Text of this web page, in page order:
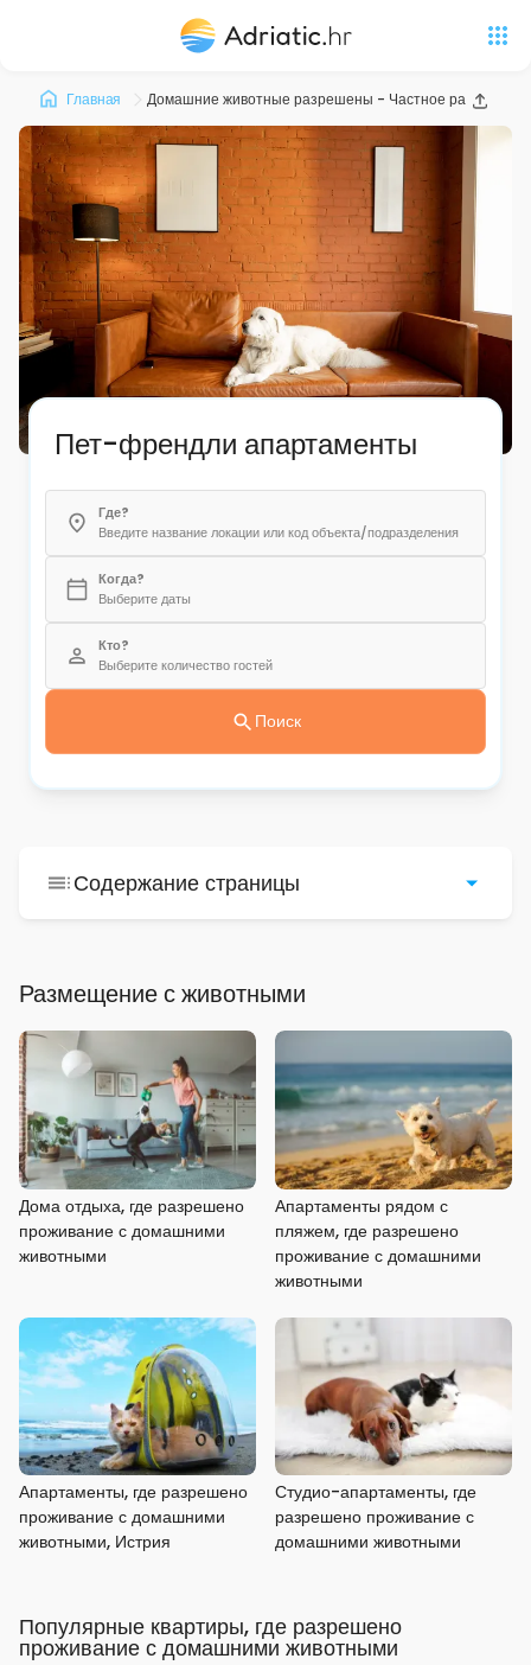
Главная Домашние животные разрешены - Частное
Пет-френдли апартаменты
Где?
Введите название локации или код объекта/подразделения
Когда?
Выберите даты
Кто?
Выберите количество гостей
Поиск
Содержание страницы
Размещение с животными
Дома отдыха, где разрешено
проживание с домашними
животными
Апартаменты рядом с
пляжем, где разрешено
проживание с домашними
животными
Апартаменты, где разрешено
проживание с домашними
животными, Истрия
Студио-апартаменты, где
разрешено проживание с
домашними животными
Популярные квартиры, где разрешено
проживание с домашними животными